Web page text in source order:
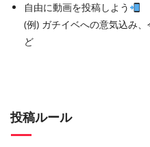
自由に動画を投稿しよう
(例) ガチイベへの意気込み
ど
投稿ルール